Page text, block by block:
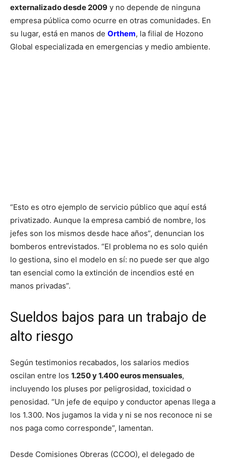
externalizado desde 2009 y no depende de ninguna
empresa pública como ocurre en otras comunidades. En
su lugar, está en manos de Orthem, la filial de Hozono
Global especializada en emergencias y medio ambiente.
“Esto es otro ejemplo de servicio público que aquí está
privatizado. Aunque la empresa cambió de nombre, los
jefes son los mismos desde hace años”, denuncian los
bomberos entrevistados. “El problema no es solo quién
lo gestiona, sino el modelo en sí: no puede ser que algo
tan esencial como la extinción de incendios esté en
manos privadas”.
Sueldos bajos para un trabajo de
alto riesgo
Según testimonios recabados, los salarios medios
oscilan entre los 1.250 y 1.400 euros mensuales,
incluyendo los pluses por peligrosidad, toxicidad o
penosidad. “Un jefe de equipo y conductor apenas llega a
los 1.300. Nos jugamos la vida y ni se nos reconoce ni se
nos paga como corresponde”, lamentan.
Desde Comisiones Obreras (CCOO), el delegado de